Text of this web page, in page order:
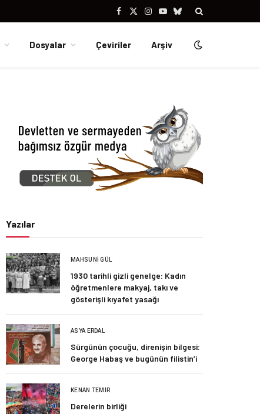
Facebook
X
Instagram
YouTubeBluesky
Dosyalar Çeviriler Arşiv
Yazılar
MAHSUNI GÜL
1930 tarihli gizli genelge: Kadın
öğretmenlere makyaj, takı ve
gösterişli kıyafet yasağı
ASYA ERDAL
Sürgünün çocuğu, direnişin bilgesi:
George Habaş ve bugünün filistin’i
KENAN TEMIR
Derelerin birliği